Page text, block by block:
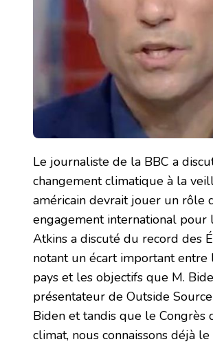
Le journaliste de la BBC a
changement climatique à la
américain devrait jouer un rôle
engagement international
Atkins a discuté du record des
notant un écart important
pays et les objectifs que M.
présentateur de Outside
Biden et tandis que le Congrès
climat, nous connaissons déjà